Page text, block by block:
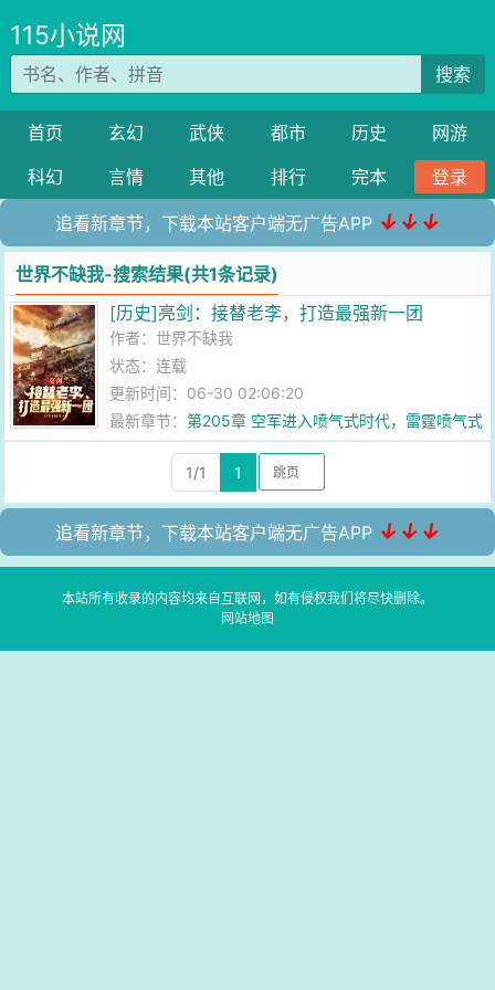
115小说网
搜索
首页 玄幻 武侠 都市 历史
网游
科幻
言情 其他 排行 完本 登录
追看新章节，下载本站客户端无广告APP ↓↓↓
世界不缺我-搜索结果(共1条记录)
[历史]亮剑：接替老李，打造最强新一团
作者：世界不缺我
状态：连载
更新时间：06-30 02:06:20
最新章节：第205章 空军进入喷气式时代，雷霆喷气式
战斗机
1/1
1
追看新章节，下载本站客户端无广告APP ↓↓↓
本站所有收录的内容均来自互联网，如有侵权我们将尽快删除。
网站地图